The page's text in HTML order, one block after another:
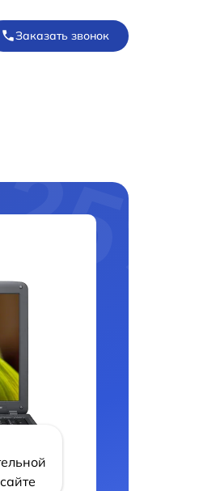
Заказать звонок